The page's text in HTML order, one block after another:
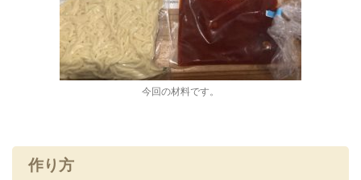
今回の材料です。
作り方